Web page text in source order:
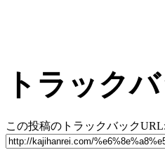
トラック
この投稿のトラックバックURL: